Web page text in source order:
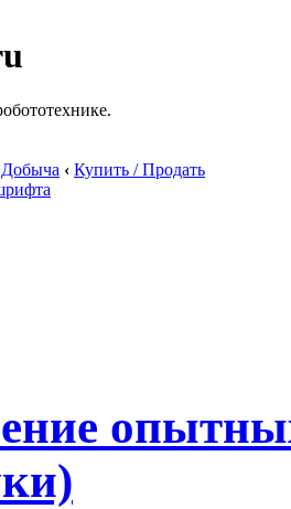
Добыча ‹ Купить / Продать